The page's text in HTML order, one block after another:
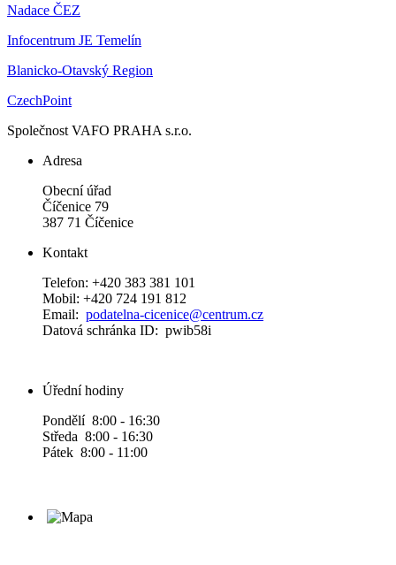
Nadace ČEZ
Infocentrum JE Temelín
Blanicko-Otavský Region
CzechPoint
Společnost VAFO PRAHA s.r.o.
Adresa
Obecní úřad
Číčenice 79
387 71 Číčenice
Kontakt
Telefon: +420 383 381 101
Mobil: +420 724 191 812
Email: podatelna-cicenice@centrum.cz
Datová schránka ID: pwib58i
Úřední hodiny
Pondělí 8:00 - 16:30
Středa 8:00 - 16:30
Pátek 8:00 - 11:00